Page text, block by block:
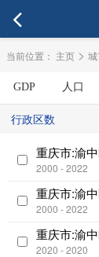
当前位置： 主页 >
GDP 人口
行政区数
重庆市:渝
2000 - 2022
重庆市:渝
2000 - 2022
重庆市:渝
2020 - 2020